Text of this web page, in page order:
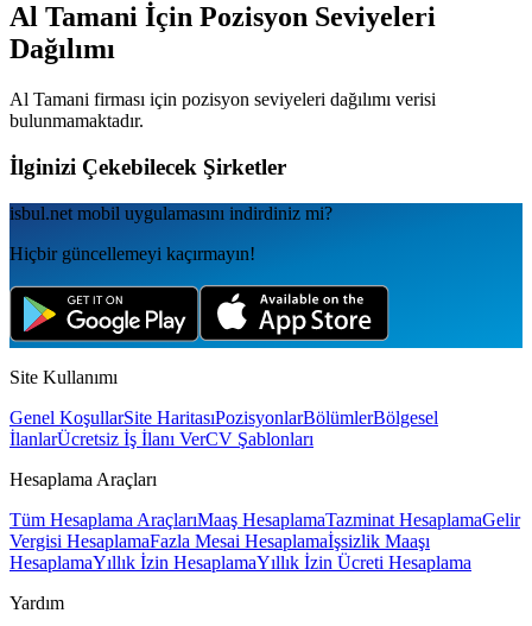
Al Tamani İçin Pozisyon Seviyeleri
Dağılımı
Al Tamani firması için pozisyon seviyeleri dağılımı verisi
bulunmamaktadır.
İlginizi Çekebilecek Şirketler
isbul.net mobil uygulamаsını indirdiniz mi?
Hiçbir güncellemeyi kaçırmayın!
Site Kullanımı
Genel KoşullarSite HaritasıPozisyonlarBölümlerBölgesel
İlanlarÜcretsiz İş İlanı VerCV Şablonları
Hesaplama Araçları
Tüm Hesaplama AraçlarıMaaş HesaplamaTazminat HesaplamaGelir
Vergisi HesaplamaFazla Mesai Hesaplamaİşsizlik Maaşı
HesaplamaYıllık İzin HesaplamaYıllık İzin Ücreti Hesaplama
Yardım